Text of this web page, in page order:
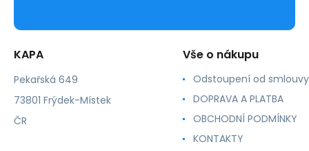
KAPA
Pekařská 649
73801 Frýdek-Místek
ČR
Vše o nákupu
Odstoupení od smlouvy
DOPRAVA A PLATBA
OBCHODNÍ PODMÍNKY
KONTAKTY